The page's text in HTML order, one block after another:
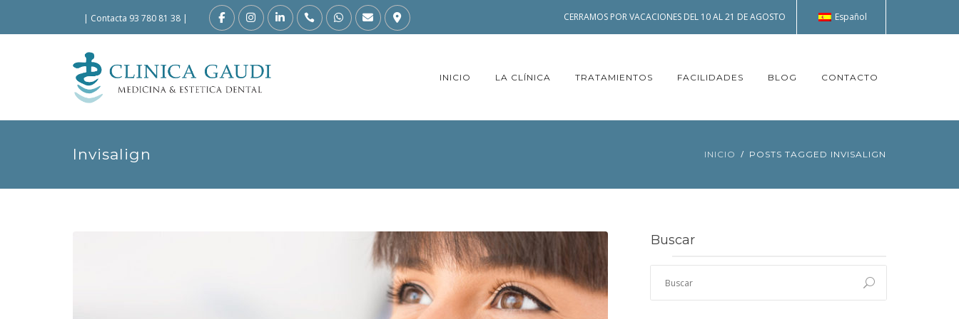
| Contacta 93 780 81 38 | CERRAMOS POR VACACIONES DEL 10 AL 21 DE AGOSTO Español
INICIO LA CLÍNICA TRATAMIENTOS FACILIDADES BLOG CONTACTO
Invisalign INICIO POSTS TAGGED INVISALIGN
Buscar